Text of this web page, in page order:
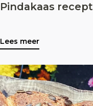
Pindakaas recept
Lees meer